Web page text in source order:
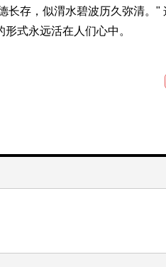
长存，似渭水碧波历久弥清。"
式永远活在人们心中。